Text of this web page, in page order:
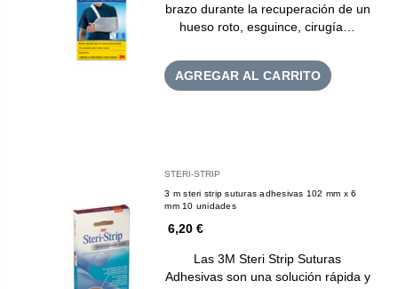
brazo durante la recuperación de un
hueso roto, esguince, cirugía…
AGREGAR AL CARRITO
STERI-STRIP
3 m steri strip suturas adhesivas 102 mm x 6
mm 10 unidades
6,20 €
Las 3M Steri Strip Suturas
Adhesivas son una solución rápida y